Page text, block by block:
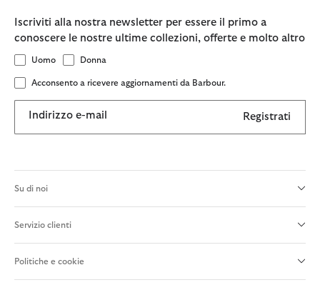
Iscriviti alla nostra newsletter per essere il primo a
conoscere le nostre ultime collezioni, offerte e molto altro
Uomo Donna
Acconsento a ricevere aggiornamenti da Barbour.
Indirizzo e-mail Registrati
Su di noi
Servizio clienti
Politiche e cookie